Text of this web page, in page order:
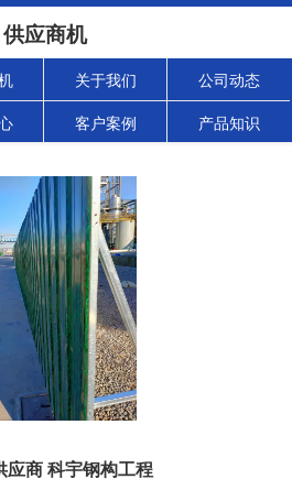
供应商机
关于我们 公司动态
客户案例 产品知识
应商 科宇钢构工程